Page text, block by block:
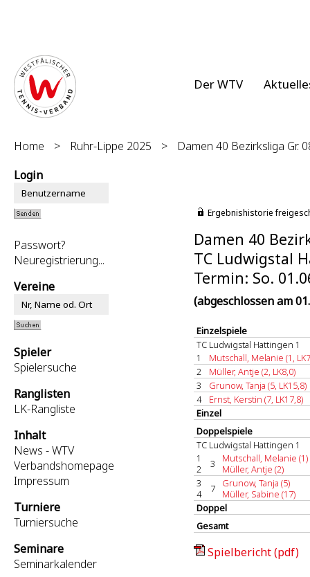
Der WTV
Home > Ruhr-Lippe 2025 >
Damen 40 Bezirksliga Gr.
Login
Passwort?
Neuregistrierung...
Vereine
Spieler
Spielersuche
Ranglisten
LK-Rangliste
Inhalt
News - WTV
Verbandshomepage
Impressum
Turniere
Turniersuche
Seminare
Seminarkalender
Ergebnishistorie
Damen 40
TC Ludwigstal
Termin: So.
(abgeschlossen am
Einzelspiele
TC Ludwigstal Hattingen 1
1
Mutschall, Melanie (1,
2
Müller, Antje (2, LK8,0)
3
Grunow, Tanja (5, LK15,8)
4
Ernst, Kerstin (7, LK17,8)
Einzel
Doppelspiele
TC Ludwigstal Hattingen 1
1
2
3
Mutschall, Melanie (1)
Müller, Antje (2)
3
4
7
Grunow, Tanja (5)
Müller, Sabine (17)
Doppel
Gesamt
Spielbericht (pdf)